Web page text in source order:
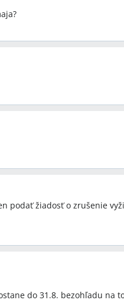
podať žiadosť o zrušenie
do 31.8. bezohľadu na